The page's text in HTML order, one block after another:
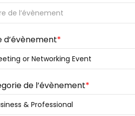
d’évènement*
de l’évènement*